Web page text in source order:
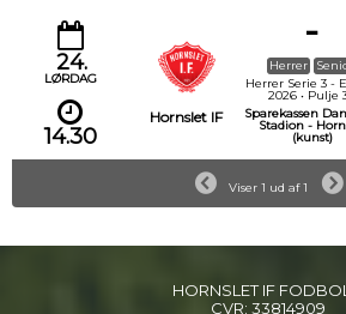
24.
LØRDAG
14.30
Hornslet IF
-
Herrer
Herrer Serie 3 -
2026 • Pulje
Sparekassen
Stadion -
(kunst)
Viser 1 ud af 1
HORNSLET IF
CVR: 33814909